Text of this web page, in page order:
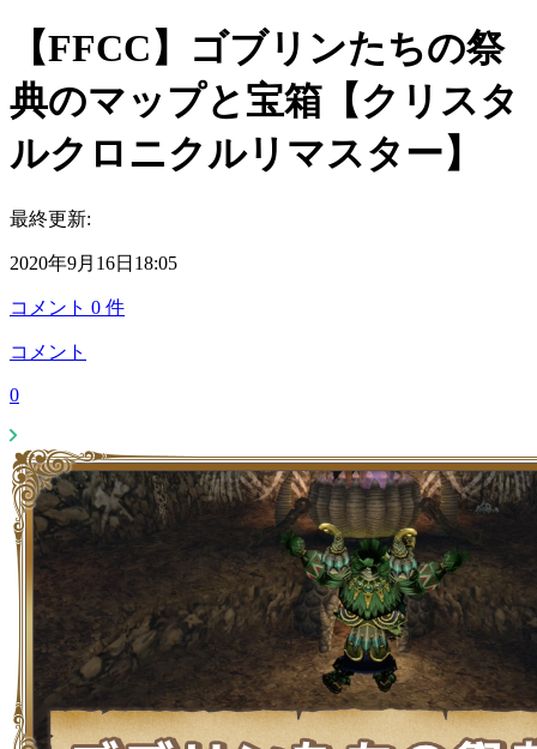
【FFCC】ゴブリンたちの祭
典のマップと宝箱【クリスタ
ルクロニクルリマスター】
最終更新:
2020年9月16日18:05
コメント 0 件
コメント
0